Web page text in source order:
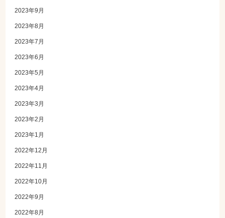
2023年9月
2023年8月
2023年7月
2023年6月
2023年5月
2023年4月
2023年3月
2023年2月
2023年1月
2022年12月
2022年11月
2022年10月
2022年9月
2022年8月